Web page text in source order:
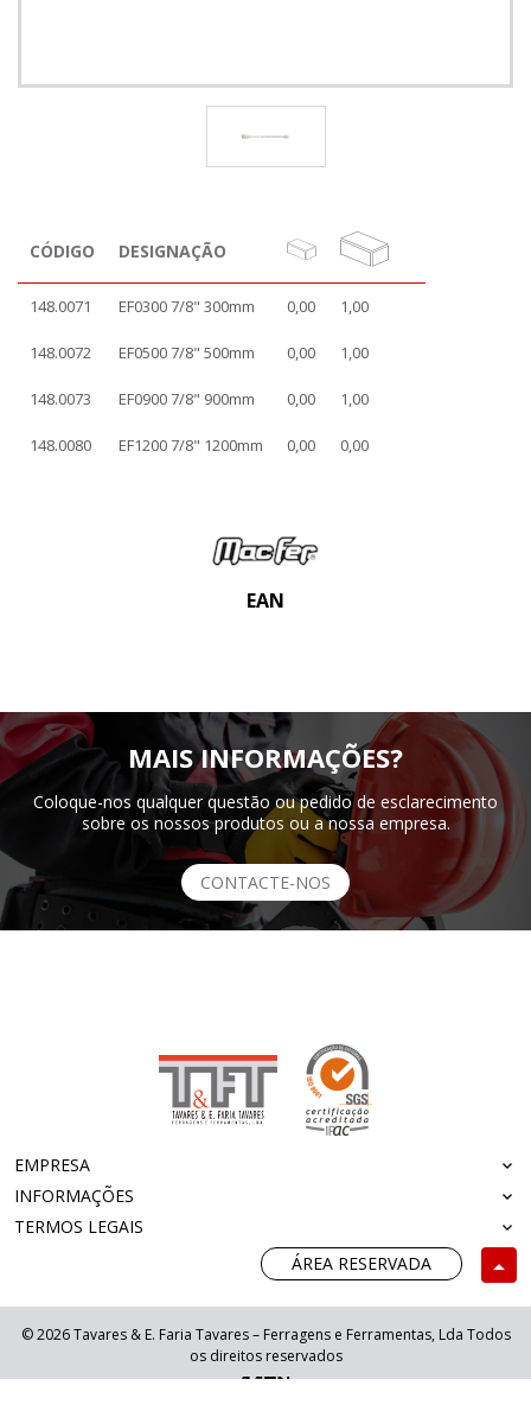
CÓDIGO DESIGNAÇÃO
148.0071 EF0300 7/8" 300mm 0,00 1,00
148.0072 EF0500 7/8" 500mm 0,00 1,00
148.0073 EF0900 7/8" 900mm 0,00 1,00
148.0080 EF1200 7/8" 1200mm 0,00 0,00
EAN
MAIS INFORMAÇÕES?
Coloque-nos qualquer questão ou pedido de esclarecimento
sobre os nossos produtos ou a nossa empresa.
CONTACTE-NOS
EMPRESA
INFORMAÇÕES
TERMOS LEGAIS
ÁREA RESERVADA
© 2026 Tavares & E. Faria Tavares – Ferragens e Ferramentas, Lda Todos
os direitos reservados